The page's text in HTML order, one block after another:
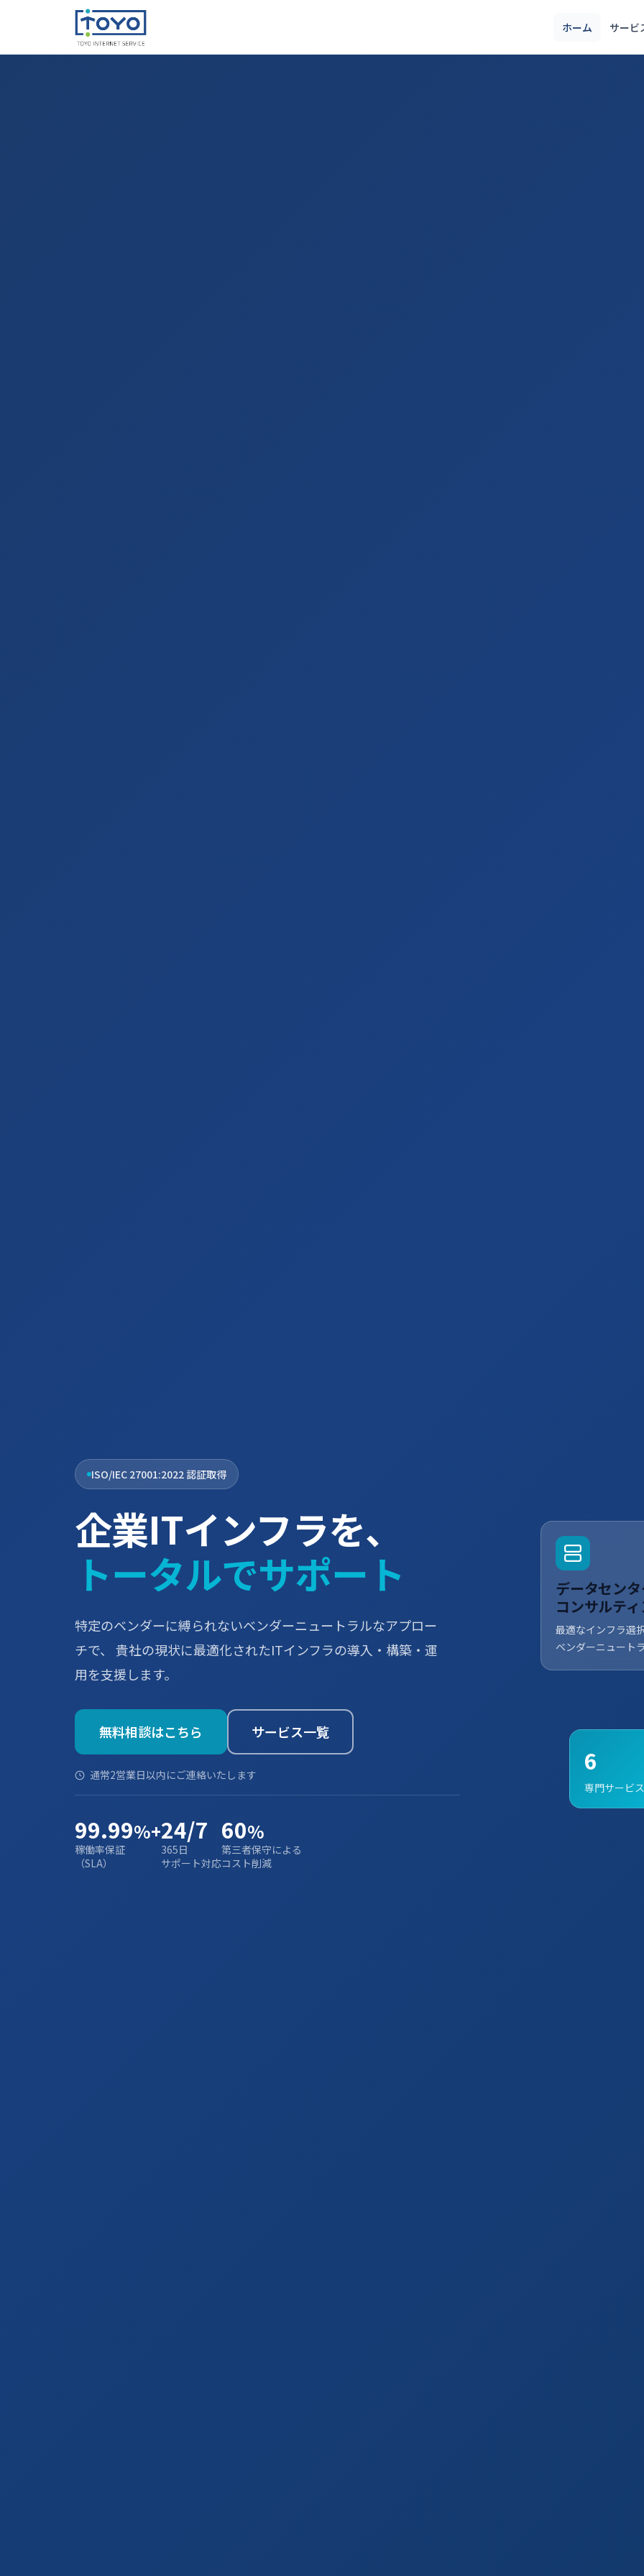
ホーム サービ
ISO/IEC 27001:2022 認証取得
企業ITインフラを、
トータルでサポート
特定のベンダーに縛られないベンダーニュートラルなアプロー
チで、 貴社の現状に最適化されたITインフラの導入・構築・運
用を支援します。
無料相談はこちら サービス一覧
通常2営業日以内にご連絡いたします
99.99%+
稼働率保証
（SLA）
24/7
365日
サポート対応
60%
第三者保守による
コスト削減
データセン
コンサルテ
最適なインフラ選
ベンダーニュート
6
専門サービ